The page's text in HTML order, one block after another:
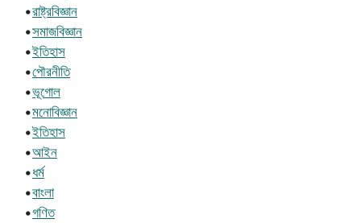
•রাষ্ট্রবিজ্ঞান
•সমাজবিজ্ঞান
•ইতিহাস
•পৌরনীতি
•ভূগোল
•মনোবিজ্ঞান
•ইতিহাস
•আইন
•ধর্ম
•বাংলা
•গণিত